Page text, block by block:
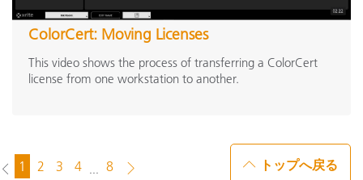
ColorCert: Moving Licenses
This video shows the process of transferring a ColorCert
license from one workstation to another.
1 2 3 4 8 トップへ戻る